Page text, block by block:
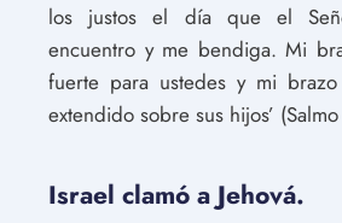
los justos el día que el
encuentro y me bendiga. Mi
fuerte para ustedes y mi
extendido sobre sus hijos’
Israel clamó a Jehová.